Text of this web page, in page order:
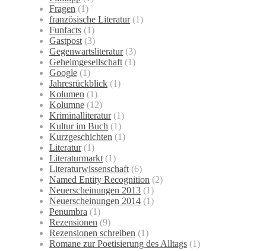
Fragen (1)
französische Literatur(1)
Funfacts (1)
Gastpost (3)
Gegenwartsliteratur(3)
Geheimgesellschaft (1)
Google (1)
Jahresrückblick (1)
Kolumen (1)
Kolumne (12)
Kriminalliteratur(1)
Kultur im Buch (1)
Kurzgeschichten (1)
Literatur(1)
Literaturmarkt (1)
Literaturwissenschaft (6)
Named Entity Recognition (2)
Neuerscheinungen 2013 (1)
Neuerscheinungen 2014 (1)
Penumbra (1)
Rezensionen (9)
Rezensionen schreiben (1)
Romane zur Poetisierung des Alltags (1)